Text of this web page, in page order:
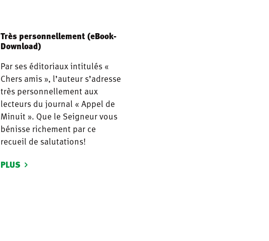
Très personnellement (eBook-
Download)
Par ses éditoriaux intitulés «
Chers amis », l’auteur s’adresse
très personnellement aux
lecteurs du journal « Appel de
Minuit ». Que le Seigneur vous
bénisse richement par ce
recueil de salutations!
PLUS